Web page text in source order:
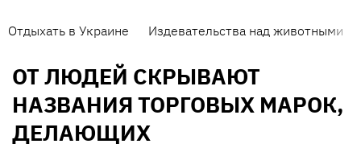
Отдыхать в Украине Издевательства над животными
ОТ ЛЮДЕЙ СКРЫВАЮТ
НАЗВАНИЯ ТОРГОВЫХ МАРОК,
ДЕЛАЮЩИХ